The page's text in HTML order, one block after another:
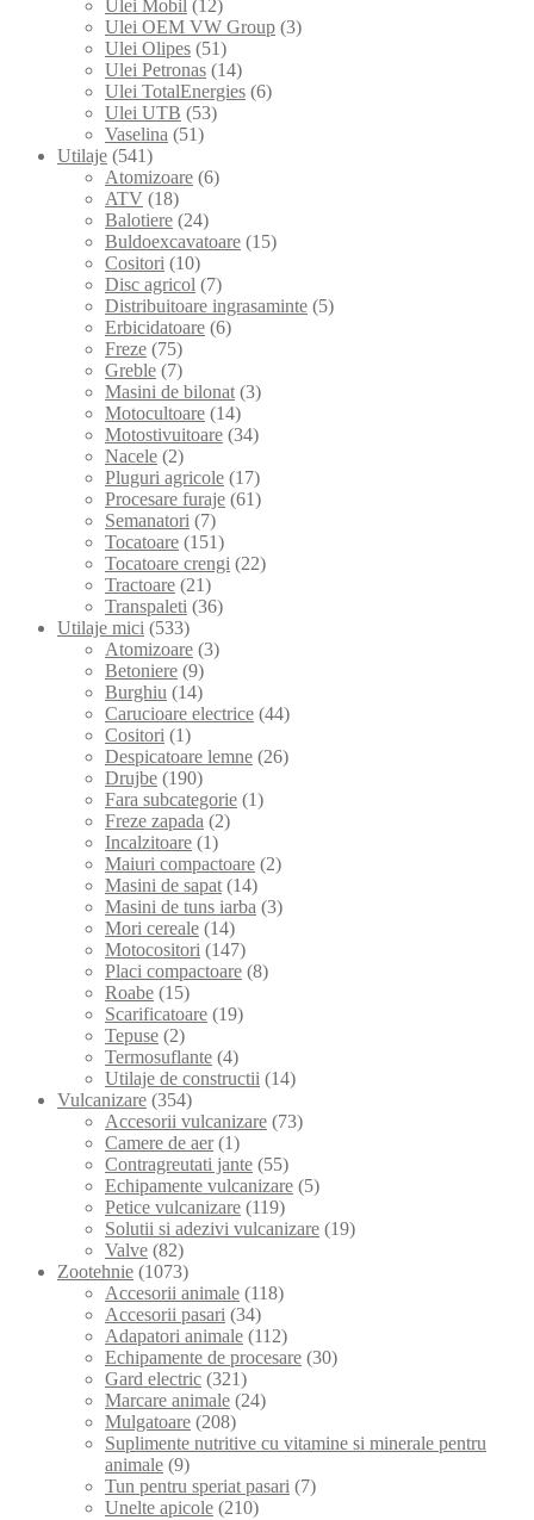
Ulei Mobil (12)
Ulei OEM VW Group (3)
Ulei Olipes (51)
Ulei Petronas (14)
Ulei TotalEnergies (6)
Ulei UTB (53)
Vaselina (51)
Utilaje (541)
Atomizoare (6)
ATV (18)
Balotiere (24)
Buldoexcavatoare (15)
Cositori (10)
Disc agricol (7)
Distribuitoare ingrasaminte (5)
Erbicidatoare (6)
Freze (75)
Greble (7)
Masini de bilonat (3)
Motocultoare (14)
Motostivuitoare (34)
Nacele (2)
Pluguri agricole (17)
Procesare furaje (61)
Semanatori (7)
Tocatoare (151)
Tocatoare crengi (22)
Tractoare (21)
Transpaleti (36)
Utilaje mici (533)
Atomizoare (3)
Betoniere (9)
Burghiu (14)
Carucioare electrice (44)
Cositori (1)
Despicatoare lemne (26)
Drujbe (190)
Fara subcategorie (1)
Freze zapada (2)
Incalzitoare (1)
Maiuri compactoare (2)
Masini de sapat (14)
Masini de tuns iarba (3)
Mori cereale (14)
Motocositori (147)
Placi compactoare (8)
Roabe (15)
Scarificatoare (19)
Tepuse (2)
Termosuflante (4)
Utilaje de constructii (14)
Vulcanizare (354)
Accesorii vulcanizare (73)
Camere de aer (1)
Contragreutati jante (55)
Echipamente vulcanizare (5)
Petice vulcanizare (119)
Solutii si adezivi vulcanizare (19)
Valve (82)
Zootehnie (1073)
Accesorii animale (118)
Accesorii pasari (34)
Adapatori animale (112)
Echipamente de procesare (30)
Gard electric (321)
Marcare animale (24)
Mulgatoare (208)
Suplimente nutritive cu vitamine si minerale pentru
animale (9)
Tun pentru speriat pasari (7)
Unelte apicole (210)